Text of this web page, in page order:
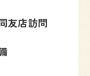
友店訪問